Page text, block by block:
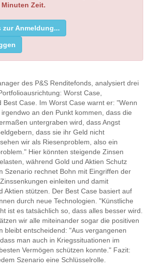
Zeit.
zur Anmeldung...
des P&S Renditefonds, analysiert drei
Worst Case,
Best Case. Im Worst Case warnt er: "Wenn
an den Punkt kommen, dass die
untergraben wird, dass Angst
dass sie ihr Geld nicht
wir als Riesenproblem, also ein
Hier könnten steigende Zinsen
während Gold und Aktien Schutz
Szenario rechnet Bohn mit Eingriffen der
einleiten und damit
Aktien stützen. Der Best Case basiert auf
durch neue Technologien. "Künstliche
ist es tatsächlich so, dass alles besser wird.
wir alle miteinander sogar die positiven
bleibt entscheidend: "Aus vergangenen
man auch in Kriegssituationen im
Vermögen schützen konnte." Fazit:
Szenario eine Schlüsselrolle.